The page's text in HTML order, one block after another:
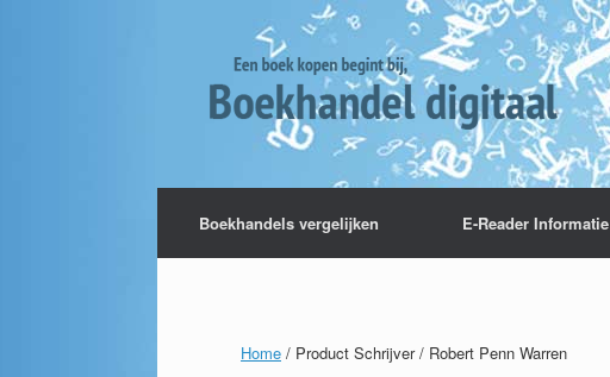
Boekhandels vergelijken E-Reader Informatie
Home / Product Schrijver / Robert Penn Warren